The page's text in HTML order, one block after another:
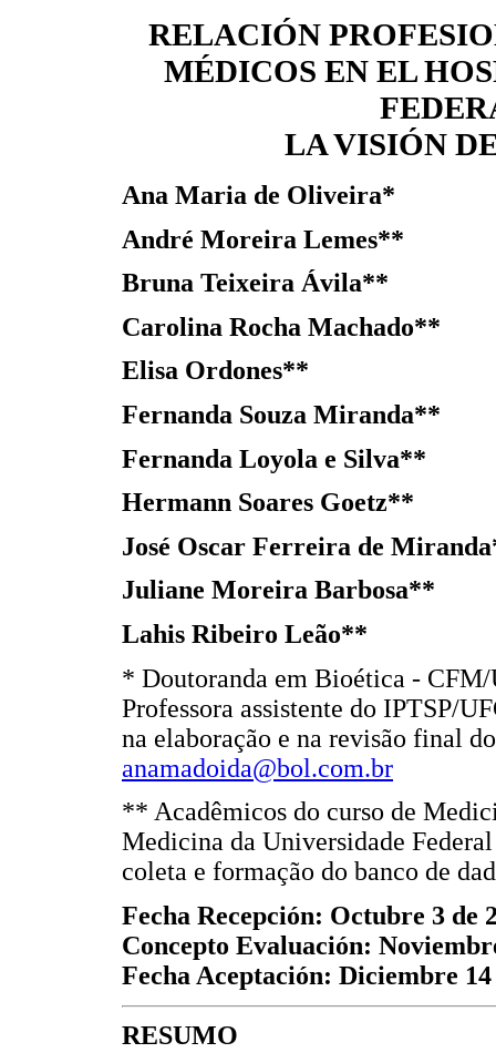
RELACIÓN
MÉDICOS EN EL
LA VISIÓN
Ana Maria de Oliveira*
André Moreira Lemes**
Bruna Teixeira Ávila**
Carolina Rocha Machado**
Elisa Ordones**
Fernanda Souza Miranda**
Fernanda Loyola e Silva**
Hermann Soares Goetz**
José Oscar Ferreira de
Juliane Moreira Barbosa**
Lahis Ribeiro Leão**
* Doutoranda em Bioética -
Professora assistente do IPTSP/
na elaboração e na revisão final
anamadoida@bol.com.br
** Acadêmicos do curso de
Medicina da Universidade
coleta e formação do banco de
Fecha Recepción: Octubre 3 de
Concepto Evaluación:
Fecha Aceptación: Diciembre 14
RESUMO